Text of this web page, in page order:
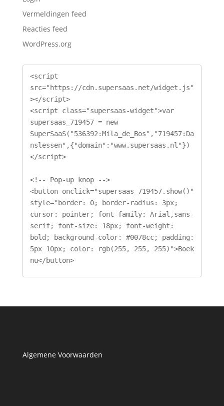
Vermeldingen feed
Reacties feed
WordPress.org
<script
src="https://cdn.supersaas.net/widget.js"
></script>
<script class="supersaas-widget">var
supersaas_719457 = new
SuperSaaS("536392:Mila_de_Bos","719457:Da
nslessen",{"domain":"www.supersaas.nl"})
</script>
<!-- Pop-up knop -->
<button onclick="supersaas_719457.show()"
style="border: 0; border-radius: 3px;
cursor: pointer; font-family: Arial,sans-
serif; font-size: 18px; font-weight:
bold; background-color: #0078cc; padding:
5px 10px; color: rgb(255, 255, 255)">Boek
nu</button>
Algemene Voorwaarden